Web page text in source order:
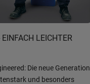
LEICHTER
Die neue Generation
und besonders